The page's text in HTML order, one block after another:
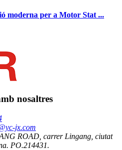
moderna per a Motor Stat ...
nosaltres
jx.com
ROAD, carrer Lingang, ciutat
PO.214431.